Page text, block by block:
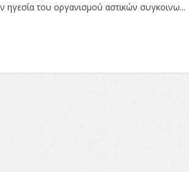
ηγεσία του οργανισμού αστικών συγκοινω...